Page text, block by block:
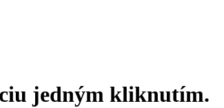
jedným kliknutím.